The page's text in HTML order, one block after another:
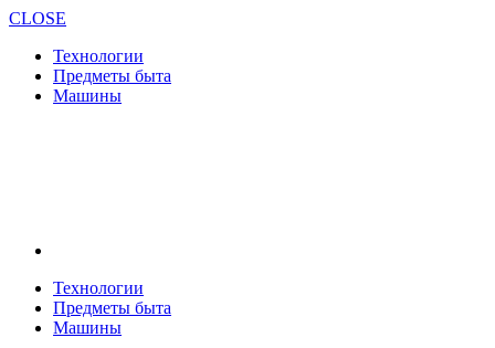
CLOSE
Технологии
Предметы быта
Машины
Технологии
Предметы быта
Машины